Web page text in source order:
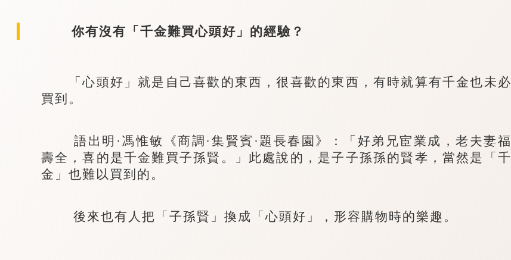
你有沒有「千金難買心頭好」的經驗？
「心頭好」就是自己喜歡的東西，很喜歡的東西，有時就算有千金也未必
買到。
語出明·馮惟敏《商調·集賢賓·題長春園》：「好弟兄宦業成，老夫妻福
壽全，喜的是千金難買子孫賢。」此處說的，是子子孫孫的賢孝，當然是「千
金」也難以買到的。
後來也有人把「子孫賢」換成「心頭好」，形容購物時的樂趣。